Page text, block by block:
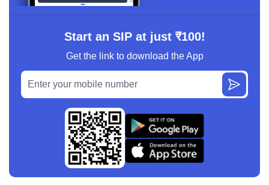
Start an SIP at just ₹100!
Get the link to download the App